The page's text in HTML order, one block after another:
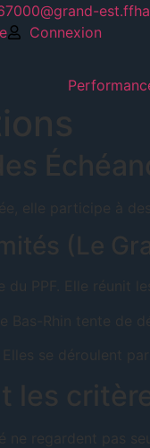
Connexion
elle participe à
(Le
du PPF. Elle réunit
Bas-Rhin tente de
Elles se déroulent
les
ne regardent pas